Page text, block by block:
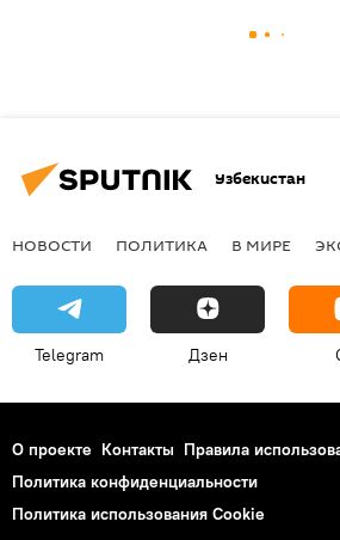
Узбекистан
НОВОСТИ ПОЛИТИКА В МИРЕ
Telegram Дзен
О проекте Контакты Правила
Политика конфиденциальности
Политика использования Cookie